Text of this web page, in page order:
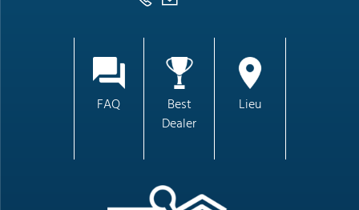
FAQ
Best
Dealer
Lieu